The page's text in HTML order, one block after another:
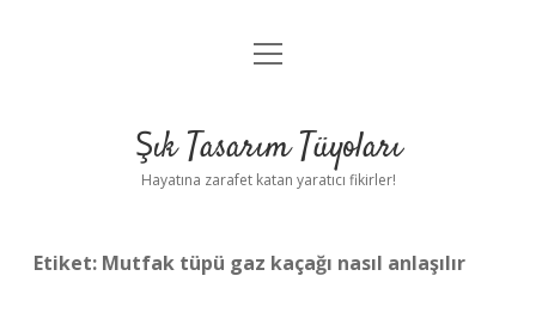
Anasayfa
Yasal Uyarı
menüyü
Şık Tasarım Tüyoları
Hayatına zarafet katan yaratıcı fikirler!
Etiket: Mutfak tüpü gaz kaçağı nasıl anlaşılır